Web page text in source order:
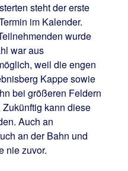
steht der erste
im Kalender.
wurde
war aus
weil die engen
Kappe sowie
bei größeren Feldern
kann diese
Auch an
an der Bahn und
nie zuvor.